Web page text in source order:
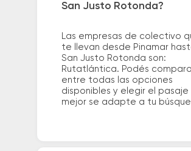
San Justo Rotonda?
Las empresas de colectivo
te llevan desde Pinamar
San Justo Rotonda son:
Rutatlántica. Podés
entre todas las opciones
disponibles y elegir el pasaje
mejor se adapte a tu